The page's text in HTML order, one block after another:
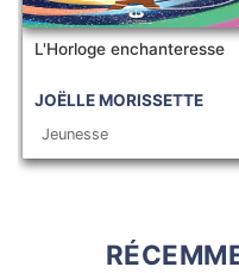
L'Horloge enchanteresse
JOËLLE MORISSETTE
Jeunesse